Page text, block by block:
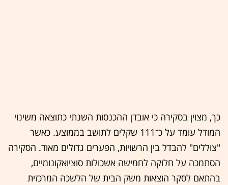
כך, מצוין בסקירה כי אובדן ההכנסות השנתי כתוצאה משינוי
המודל עומד על כ־111 שקלים לתושב בממוצע. כאשר
"צוללים" להבדל בין הרשויות, הפערים גדולים מאוד. הסקירה
הסתמכה על חלוקה לחמישה אשכולות סוציואקונומיים,
בהתאם לסקר הוצאות משק הבית של הלשכה המרכזית